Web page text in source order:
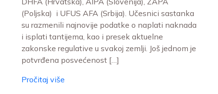
(Poljska) i UFUS AFA (Srbija). Učesnici sastanka
su razmenili najnovije podatke o naplati naknada
i isplati tantijema, kao i presek aktuelne
zakonske regulative u svakoj zemlji. Još jednom je
potvrđena posvećenost […]
Pročitaj više